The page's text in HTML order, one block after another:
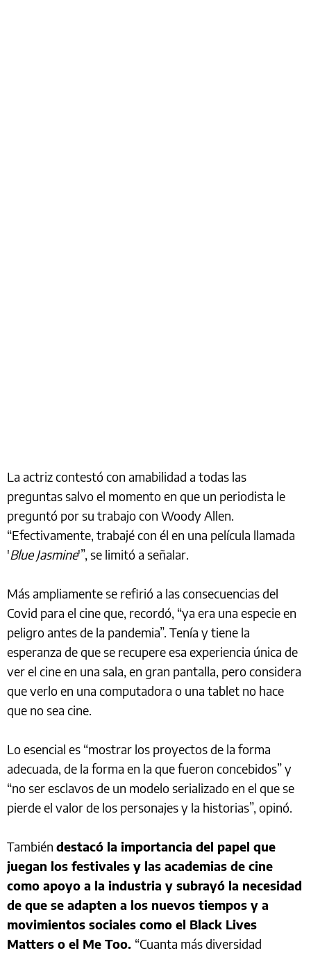
La actriz contestó con amabilidad a todas las
preguntas salvo el momento en que un periodista le
preguntó por su trabajo con Woody Allen.
“Efectivamente, trabajé con él en una película llamada
'Blue Jasmine'”, se limitó a señalar.
Más ampliamente se refirió a las consecuencias del
Covid para el cine que, recordó, “ya era una especie en
peligro antes de la pandemia”. Tenía y tiene la
esperanza de que se recupere esa experiencia única de
ver el cine en una sala, en gran pantalla, pero considera
que verlo en una computadora o una tablet no hace
que no sea cine.
Lo esencial es “mostrar los proyectos de la forma
adecuada, de la forma en la que fueron concebidos” y
“no ser esclavos de un modelo serializado en el que se
pierde el valor de los personajes y la historias”, opinó.
También destacó la importancia del papel que
juegan los festivales y las academias de cine
como apoyo a la industria y subrayó la necesidad
de que se adapten a los nuevos tiempos y a
movimientos sociales como el Black Lives
Matters o el Me Too. “Cuanta más diversidad